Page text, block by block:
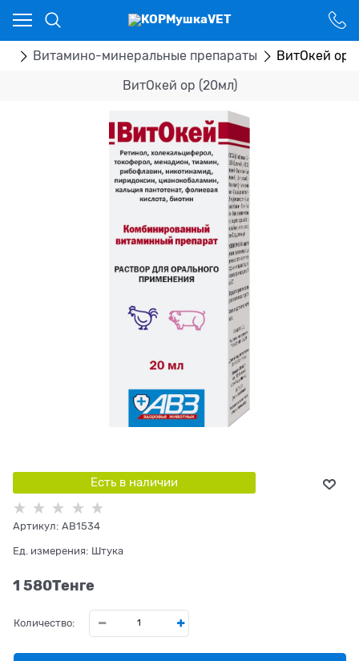
Витамино-минеральные препараты ВитОкей ор
ВитОкей ор (20мл)
Есть в наличии
Артикул: AB1534
Ед. измерения: Штука
1 580Tенге
Количество:
Ваш город - Костанай,
угадали?